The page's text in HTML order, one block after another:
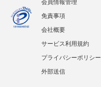
免責事項
会社概要
サービス利用規約
プライバシーポリシー
外部送信